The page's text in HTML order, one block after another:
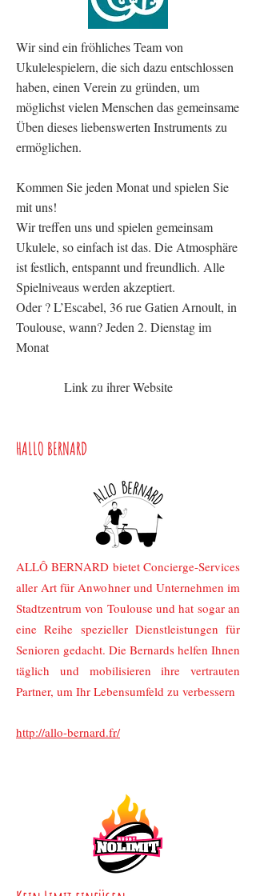
Wir sind ein fröhliches Team von
Ukulelespielern, die sich dazu entschlossen
haben, einen Verein zu gründen, um
möglichst vielen Menschen das gemeinsame
Üben dieses liebenswerten Instruments zu
ermöglichen.
Kommen Sie jeden Monat und spielen Sie
mit uns!
Wir treffen uns und spielen gemeinsam
Ukulele, so einfach ist das. Die Atmosphäre
ist festlich, entspannt und freundlich. Alle
Spielniveaus werden akzeptiert.
Oder ? L’Escabel, 36 rue Gatien Arnoult, in
Toulouse, wann? Jeden 2. Dienstag im
Monat
Link zu ihrer Website
HALLO BERNARD
ALLÔ BERNARD bietet Concierge-Services
aller Art für Anwohner und Unternehmen im
Stadtzentrum von Toulouse und hat sogar an
eine Reihe spezieller Dienstleistungen für
Senioren gedacht. Die Bernards helfen Ihnen
täglich und mobilisieren ihre vertrauten
Partner, um Ihr Lebensumfeld zu verbessern
http://allo-bernard.fr/